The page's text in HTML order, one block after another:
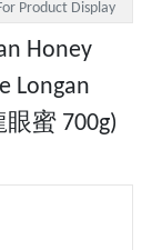
Product Display
Honey
Longan
蜜 700g)